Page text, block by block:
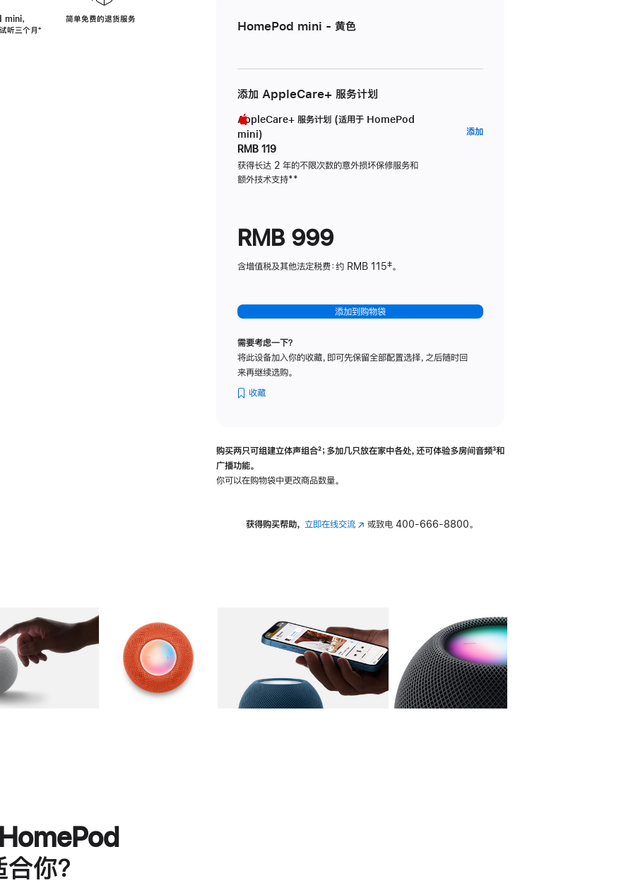
，
听三个月脚
⁺
简单免费的退货服务
HomePod mini - 黄色
添加 AppleCare+ 服务计划
AppleCare+ 服务计划 (适用于 HomePod
mini)
RMB 119
获得长达 2 年的不限次数的意外损坏保修服务和
额外技术支持脚
**
添加AppleCare+
RMB 999
含增值税及其他法定税费：约 RMB 115‡。
添加到购物袋
需要考虑一下？
将此设备加入你的收藏，即可先保留全部配置选择，之后随时回
来再继续选购。
收藏
购买两只可组建立体声组合脚
²；多加几只放在家中各处，还可体验多‍房‍间音频脚
³和
广播功能。
你可以在购物袋中更改商品数量。
获得购买帮助， 立即在线交流(在 或致电 400-666-8800。
图库 图像 图库 图像 图库 图像 4 图库 图像 5
你？